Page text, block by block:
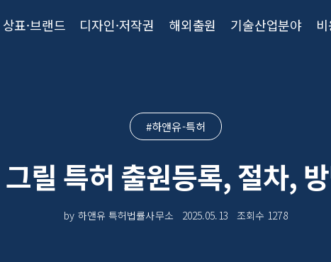
상표·브랜드 디자인·저작권 해외출원 기술산업분야
#하앤유-특허
릴 특허 출원등록, 절차,
by 하앤유 특허법률사무소 2025.05.13 조회수 1278